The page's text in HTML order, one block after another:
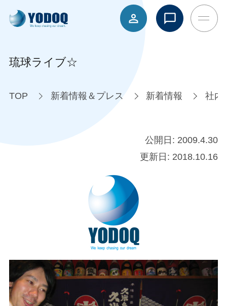
琉球ライブ☆
TOP 新着情報＆プレス 新着情報 社内
公開日: 2009.4.30
更新日: 2018.10.16